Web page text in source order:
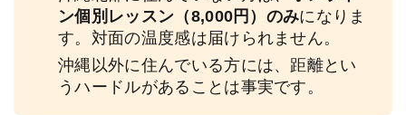
ン個別レッスン（8,000円）のみになりま
す。対面の温度感は届けられません。
沖縄以外に住んでいる方には、距離とい
うハードルがあることは事実です。